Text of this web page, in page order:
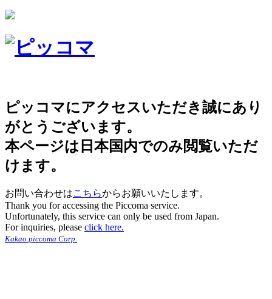
ピッコマにアクセスいただき誠にあり
がとうございます。
本ページは日本国内でのみ閲覧いただ
けます。
お問い合わせはこちらからお願いいたします。
Thank you for accessing the Piccoma service.
Unfortunately, this service can only be used from Japan.
For inquiries, please click here.
Kakao piccoma Corp.